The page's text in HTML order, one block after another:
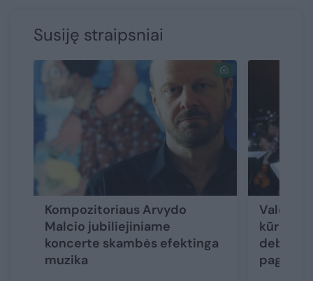
Susiję straipsniai
Kompozitoriaus Arvydo
Malcio jubiliejiniame
koncerte skambės efektinga
muzika
Valdovų
kūrėjų